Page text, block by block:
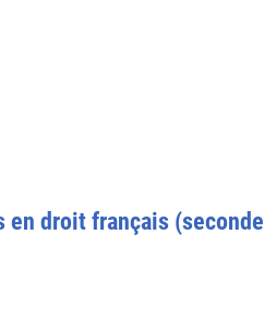
droit français (seconde